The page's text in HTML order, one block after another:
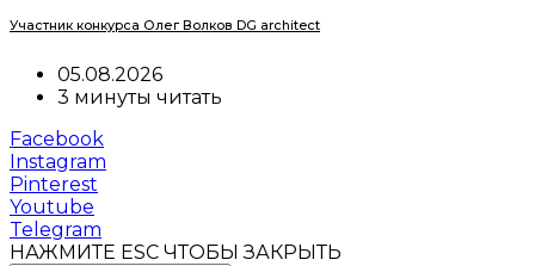
Участник конкурса Олег Волков DG architect
05.08.2026
3 минуты читать
Facebook
Instagram
Pinterest
Youtube
Telegram
НАЖМИТЕ ESC ЧТОБЫ ЗАКРЫТЬ